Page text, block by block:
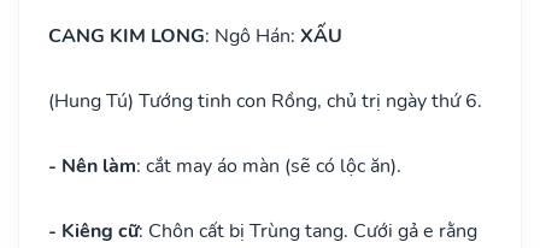
CANG KIM LONG: Ngô Hán: XẤU
(Hung Tú) Tướng tinh con Rồng, chủ trị ngày thứ 6.
- Nên làm: cắt may áo màn (sẽ có lộc ăn).
- Kiêng cữ: Chôn cất bị Trùng tang. Cưới gả e rằng